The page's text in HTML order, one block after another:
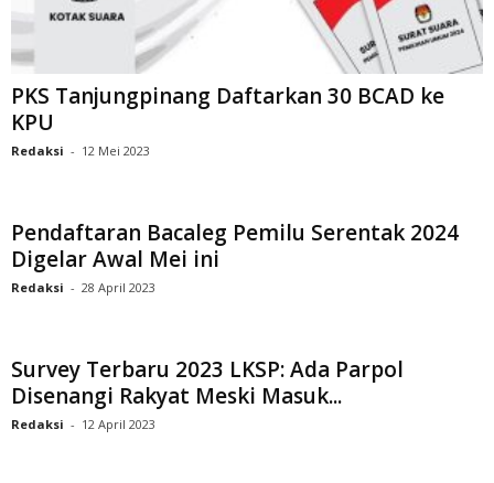
PKS Tanjungpinang Daftarkan 30 BCAD ke
KPU
Redaksi - 12 Mei 2023
Pendaftaran Bacaleg Pemilu Serentak 2024
Digelar Awal Mei ini
Redaksi - 28 April 2023
Survey Terbaru 2023 LKSP: Ada Parpol
Disenangi Rakyat Meski Masuk...
Redaksi - 12 April 2023